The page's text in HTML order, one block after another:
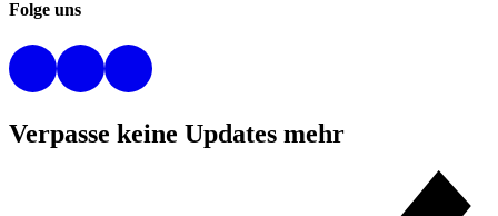
Folge uns
Verpasse keine Updates mehr